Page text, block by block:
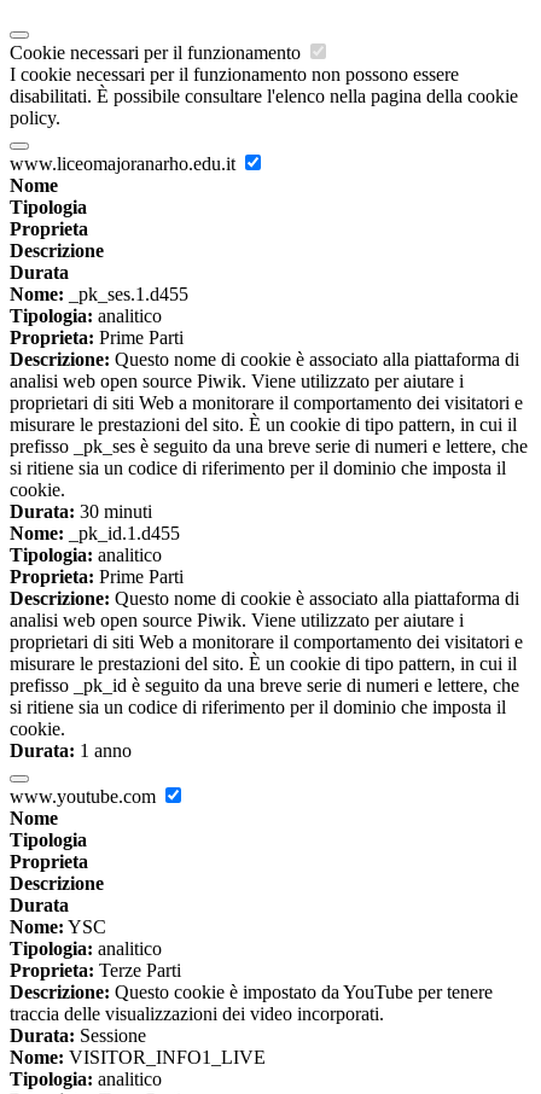
Cookie necessari per il funzionamento
I cookie necessari per il funzionamento non possono essere
disabilitati. È possibile consultare l'elenco nella pagina della cookie
policy.
www.liceomajoranarho.edu.it
Nome
Tipologia
Proprieta
Descrizione
Durata
Nome: _pk_ses.1.d455
Tipologia: analitico
Proprieta: Prime Parti
Descrizione: Questo nome di cookie è associato alla piattaforma di
analisi web open source Piwik. Viene utilizzato per aiutare i
proprietari di siti Web a monitorare il comportamento dei visitatori e
misurare le prestazioni del sito. È un cookie di tipo pattern, in cui il
prefisso _pk_ses è seguito da una breve serie di numeri e lettere, che
si ritiene sia un codice di riferimento per il dominio che imposta il
cookie.
Durata: 30 minuti
Nome: _pk_id.1.d455
Tipologia: analitico
Proprieta: Prime Parti
Descrizione: Questo nome di cookie è associato alla piattaforma di
analisi web open source Piwik. Viene utilizzato per aiutare i
proprietari di siti Web a monitorare il comportamento dei visitatori e
misurare le prestazioni del sito. È un cookie di tipo pattern, in cui il
prefisso _pk_id è seguito da una breve serie di numeri e lettere, che
si ritiene sia un codice di riferimento per il dominio che imposta il
cookie.
Durata: 1 anno
www.youtube.com
Nome
Tipologia
Proprieta
Descrizione
Durata
Nome: YSC
Tipologia: analitico
Proprieta: Terze Parti
Descrizione: Questo cookie è impostato da YouTube per tenere
traccia delle visualizzazioni dei video incorporati.
Durata: Sessione
Nome: VISITOR_INFO1_LIVE
Tipologia: analitico